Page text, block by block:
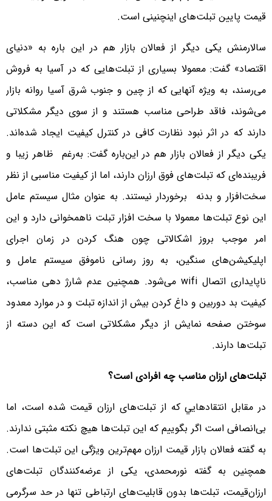
قیمت پایین تبلت‌های اینچنینی است.
سالارمنش یکی دیگر از فعالان بازار هم در این باره به «دنیای
اقتصاد» گفت: معمولا بسیاری از تبلت‌هایی که در آسیا به فروش
می‌رسند، به ویژه آنهایی که از چین و جنوب شرق آسیا روانه بازار
می‌شوند، فاقد طراحی مناسب هستند و از سوی دیگر مشکلاتی
دارند که در اثر نبود نظارت کافی در کنترل کیفیت ایجاد شده‌اند.
یکی دیگر از فعالان بازار هم در این‌باره گفت: به‌رغم ظاهر زیبا و
فریبنده‌ای که تبلت‌های فوق ارزان دارند، اما از کیفیت مناسبی از نظر
سخت‌افزار و بدنه برخوردار نیستند. به عنوان مثال سیستم عامل
این نوع تبلت‌ها معمولا با سخت افزار تبلت ناهمخوانی دارد و این
امر موجب بروز اشکالاتی چون هنگ کردن در زمان اجرای
اپلیکیشن‌های سنگین، به روز رسانی ناموفق سیستم عامل و
ناپایداری اتصال wifi می‌شود. همچنین عدم شارژ دهی مناسب،
کیفیت بد دوربین و داغ کردن بیش از اندازه تبلت و در موارد معدود
سوختن صفحه نمایش از دیگر مشکلاتی است که این دسته از
تبلت‌ها دارند.
تبلت‌های ارزان مناسب چه افرادی است؟
در مقابل انتقادهايي که از تبلت‌های ارزان قیمت شده است، اما
بی‌انصافی است اگر بگوییم که این تبلت‌ها هیچ نکته مثبتی ندارند.
به گفته فعالان بازار قیمت ارزان مهم‌ترین ویژگی این تبلت‌ها است.
همچنین به گفته نورمحمدی، یکی از عرضه‌کنندگان تبلت‌های
ارزان‌قیمت، تبلت‌ها بدون قابلیت‌های ارتباطی تنها در حد سرگرمی